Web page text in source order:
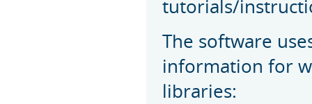
tutorials/
The software
information for
libraries: